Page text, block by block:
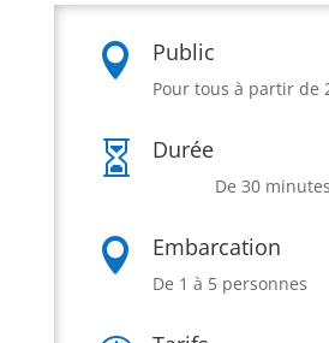
 Public
Pour tous à partir de
 Durée
De 30
 Embarcation
De 1 à 5 personnes